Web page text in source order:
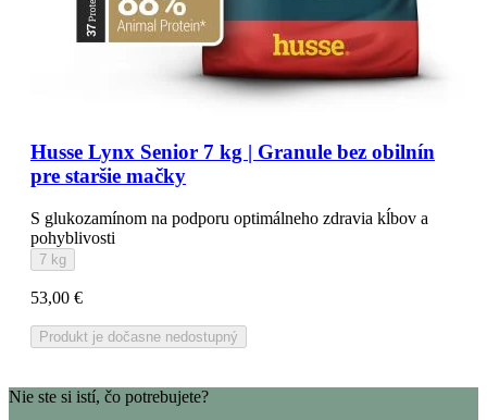
Husse Lynx Senior 7 kg | Granule bez obilnín
pre staršie mačky
S glukozamínom na podporu optimálneho zdravia kĺbov a
pohyblivosti
7 kg
53,00 €
Produkt je dočasne nedostupný
Nie ste si istí, čo potrebujete?